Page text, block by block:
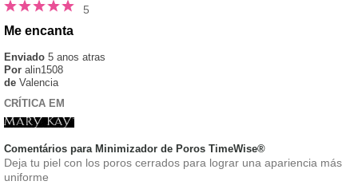
5
Me encanta
Enviado 5 anos atras
Por alin1508
de Valencia
CRÍTICA EM
Comentários para Minimizador de Poros TimeWise®
Deja tu piel con los poros cerrados para lograr una apariencia más
uniforme